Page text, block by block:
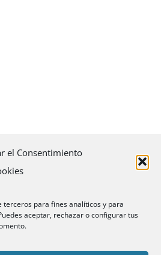
el Consentimiento
terceros para fines analíticos y para
aceptar, rechazar o configurar tus